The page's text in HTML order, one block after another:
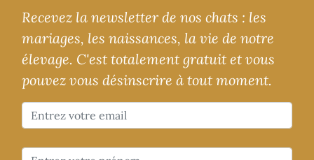
Recevez la newsletter de nos chats : les
mariages, les naissances, la vie de notre
élevage. C'est totalement gratuit et vous
pouvez vous désinscrire à tout moment.